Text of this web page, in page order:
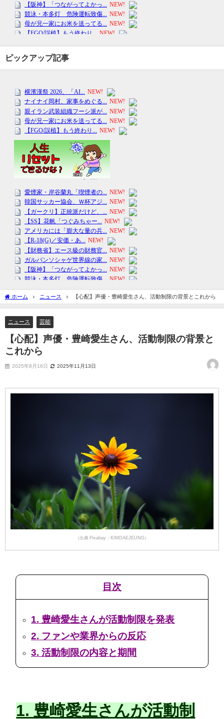
ピックアップ記事
ホーム ニュース 【心配】声優・豊崎愛生さん、活動制限の背景とこれから
ニュース 芸能
【心配】声優・豊崎愛生さん、活動制限の背景と
これから
2025年8月16日 2025年11月13日
（出典 Pixabay：KIMDAEJEUNG）
目次
1. 豊崎愛生さんが活動制限を発表
2. ファンや業界からの反応
3. 活動制限の内容と期間
1. 豊崎愛生さんが活動制